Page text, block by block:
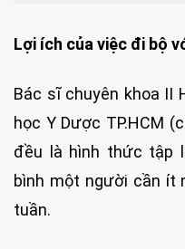
Lợi ích của việc đi bộ
Bác sĩ chuyên khoa II
học Y Dược TP.HCM
đều là hình thức tập
bình một người cần ít
tuần.